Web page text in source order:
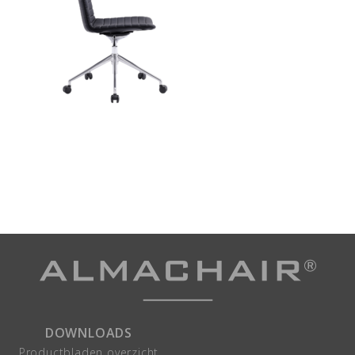
DOWNLOADS
Productbladen overzicht